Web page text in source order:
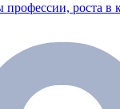
роста в